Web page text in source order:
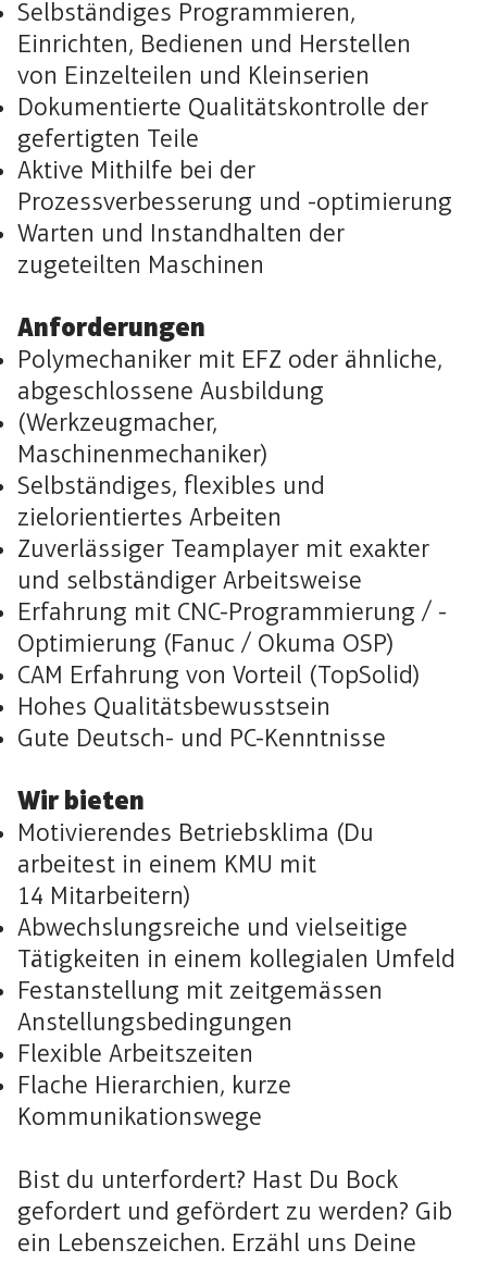
Selbständiges Programmieren,
Einrichten, Bedienen und Herstellen
von Einzelteilen und Kleinserien
Dokumentierte Qualitätskontrolle der
gefertigten Teile
Aktive Mithilfe bei der
Prozessverbesserung und -optimierung
Warten und Instandhalten der
zugeteilten Maschinen
Anforderungen
Polymechaniker mit EFZ oder ähnliche,
abgeschlossene Ausbildung
(Werkzeugmacher,
Maschinenmechaniker)
Selbständiges, flexibles und
zielorientiertes Arbeiten
Zuverlässiger Teamplayer mit exakter
und selbständiger Arbeitsweise
Erfahrung mit CNC-Programmierung / -
Optimierung (Fanuc / Okuma OSP)
CAM Erfahrung von Vorteil (TopSolid)
Hohes Qualitätsbewusstsein
Gute Deutsch- und PC-Kenntnisse
Wir bieten
Motivierendes Betriebsklima (Du
arbeitest in einem KMU mit
14 Mitarbeitern)
Abwechslungsreiche und vielseitige
Tätigkeiten in einem kollegialen Umfeld
Festanstellung mit zeitgemässen
Anstellungsbedingungen
Flexible Arbeitszeiten
Flache Hierarchien, kurze
Kommunikationswege
Bist du unterfordert? Hast Du Bock
gefordert und gefördert zu werden? Gib
ein Lebenszeichen. Erzähl uns Deine